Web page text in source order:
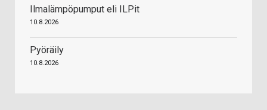
Ilmalämpöpumput eli ILPit
10.8.2026
Pyöräily
10.8.2026